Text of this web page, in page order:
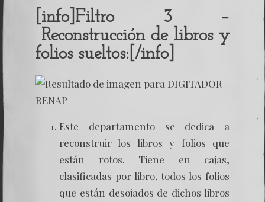
[info]Filtro 3 –
Reconstrucción de libros y
folios sueltos:[/info]
Este departamento se dedica a
reconstruir los libros y folios que
están rotos. Tiene en cajas,
clasificadas por libro, todos los folios
que están desojados de dichos libros